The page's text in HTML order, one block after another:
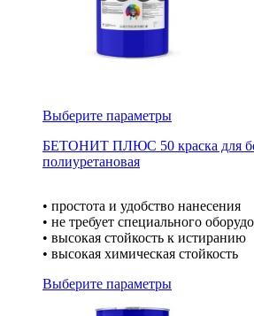
Выберите параметры
БЕТОНИТ ПЛЮС 50 краска для
полиуретановая
• простота и удобство нанесения
• не требует специального
• высокая стойкость к истиранию
• высокая химическая стойкость
Выберите параметры